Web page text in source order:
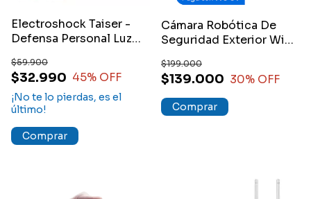
Electroshock Taiser -
Defensa Personal Luz
$32.990
$59.900
45% OFF
¡No te lo pierdas, es el
último!
Cámara Robótica De
Seguridad Exterior Wifi
$139.000
$199.000
30% OFF